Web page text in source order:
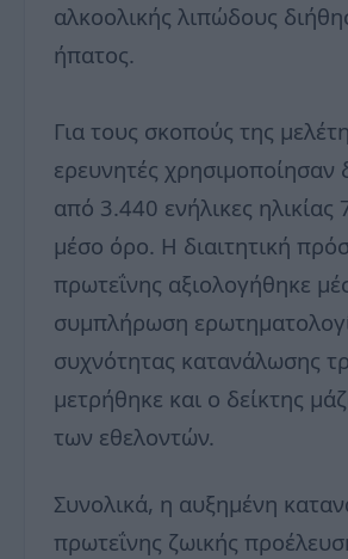
αλκοολικής λιπώδους
ήπατος.
Για τους σκοπούς της
ερευνητές χρησιμοποίησαν
από 3.440 ενήλικες
μέσο όρο. Η διαιτητική
πρωτεΐνης αξιολογήθηκε
συμπλήρωση
συχνότητας κατανάλωσης
μετρήθηκε και ο δείκτης
των εθελοντών.
Συνολικά, η αυξημένη
πρωτεΐνης ζωικής